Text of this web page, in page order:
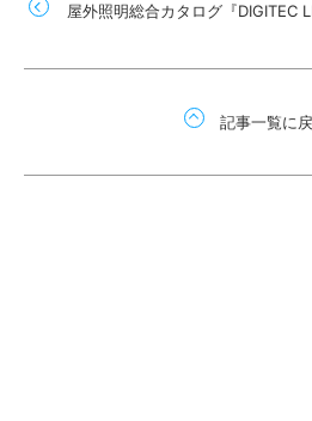
屋外照明総合カタログ『DIGITEC
記事一覧に